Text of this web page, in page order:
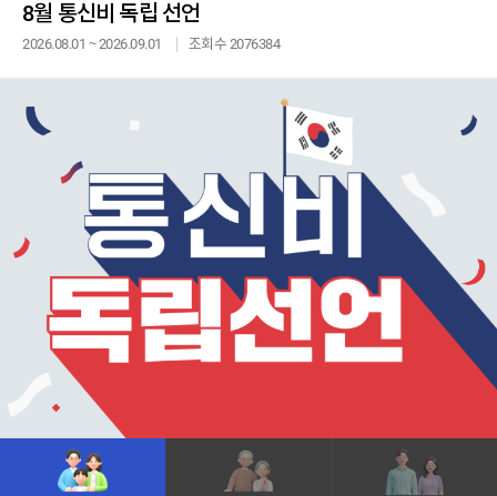
8월 통신비 독립 선언
2026.08.01 ~ 2026.09.01 조회수 2076384